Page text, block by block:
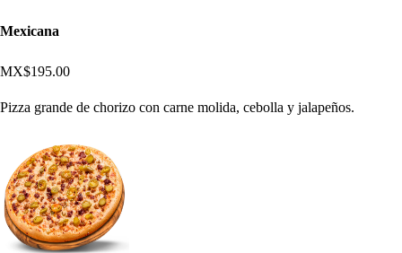
Mexicana
MX$195.00
Pizza grande de chorizo con carne molida, cebolla y jalapeños.